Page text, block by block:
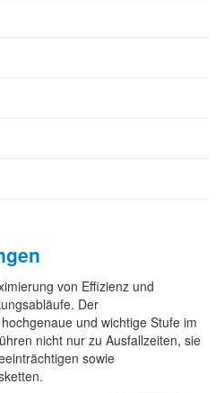
von Effizienz und
Der
und wichtige Stufe im
nicht nur zu Ausfallzeiten, sie
sowie